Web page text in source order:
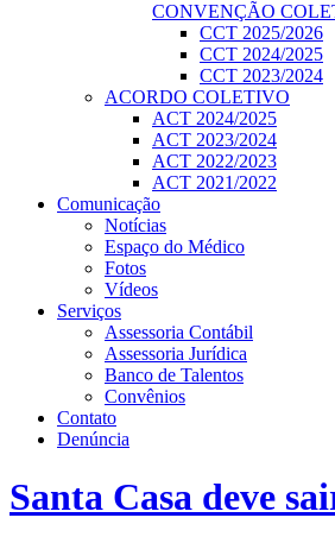
CONVENÇÃO
CCT 2025/2026
CCT 2024/2025
CCT 2023/2024
ACORDO COLETIVO
ACT 2024/2025
ACT 2023/2024
ACT 2022/2023
ACT 2021/2022
Comunicação
Notícias
Espaço do Médico
Fotos
Vídeos
Serviços
Assessoria Contábil
Assessoria Jurídica
Banco de Talentos
Convênios
Contato
Denúncia
Santa Casa deve